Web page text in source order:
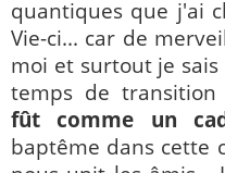
quantiques que j'ai
Vie-ci... car de
moi et surtout je
temps de transition
fût comme un
baptême dans cette